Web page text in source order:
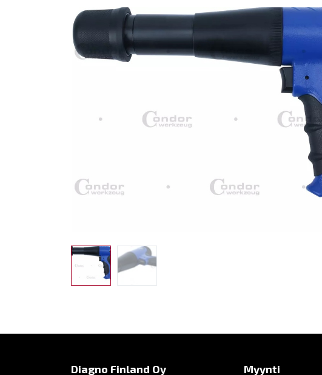
Diagno Finland Oy Myynti